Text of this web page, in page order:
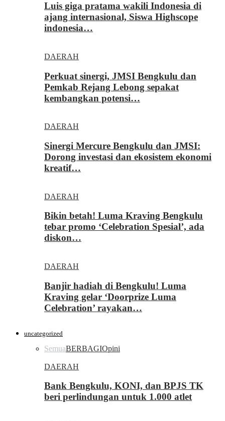
Luis giga pratama wakili Indonesia di
ajang internasional, Siswa Highscope
indonesia…
DAERAH
Perkuat sinergi, JMSI Bengkulu dan
Pemkab Rejang Lebong sepakat
kembangkan potensi…
DAERAH
Sinergi Mercure Bengkulu dan JMSI:
Dorong investasi dan ekosistem ekonomi
kreatif…
DAERAH
Bikin betah! Luma Kraving Bengkulu
tebar promo ‘Celebration Spesial’, ada
diskon…
DAERAH
Banjir hadiah di Bengkulu! Luma
Kraving gelar ‘Doorprize Luma
Celebration’ rayakan…
uncategorized
SemuaBERBAGIOpini
DAERAH
Bank Bengkulu, KONI, dan BPJS TK
beri perlindungan untuk 1.000 atlet